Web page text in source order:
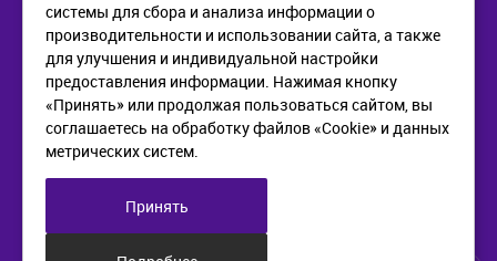
КОМПАНИЯ
О компании
Новости
Контакты
ПОМОЩЬ
Как купить
Доставка
Возврат
ИНФОРМАЦИЯ
Политика в отношении
обработки персональных
web@setium.ru
Малый пр. П.С., д 84-86
системы для сбора и анализа информации о
производительности и использовании сайта, а также
для улучшения и индивидуальной настройки
предоставления информации. Нажимая кнопку
«Принять» или продолжая пользоваться сайтом, вы
соглашаетесь на обработку файлов «Cookie» и данных
метрических систем.
Принять